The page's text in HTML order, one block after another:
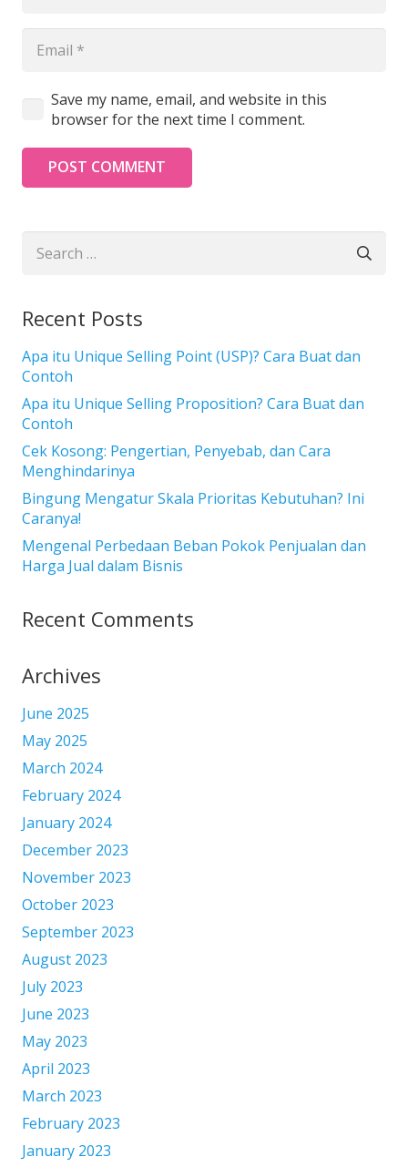
Save my name, email, and website in this
browser for the next time I comment.
POST COMMENT
Recent Posts
Apa itu Unique Selling Point (USP)? Cara Buat dan
Contoh
Apa itu Unique Selling Proposition? Cara Buat dan
Contoh
Cek Kosong: Pengertian, Penyebab, dan Cara
Menghindarinya
Bingung Mengatur Skala Prioritas Kebutuhan? Ini
Caranya!
Mengenal Perbedaan Beban Pokok Penjualan dan
Harga Jual dalam Bisnis
Recent Comments
Archives
June 2025
May 2025
March 2024
February 2024
January 2024
December 2023
November 2023
October 2023
September 2023
August 2023
July 2023
June 2023
May 2023
April 2023
March 2023
February 2023
January 2023